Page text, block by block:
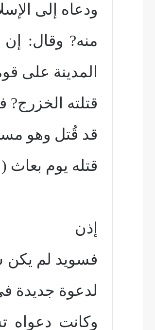
ودعاه إلى
منه? وقال:
المدينة على
قتلته الخزرج?
قد قُتل وهو
قتله يوم بعاث
إذن
فسويد لم يكن
لدعوة جديدة
وكانت دعواه